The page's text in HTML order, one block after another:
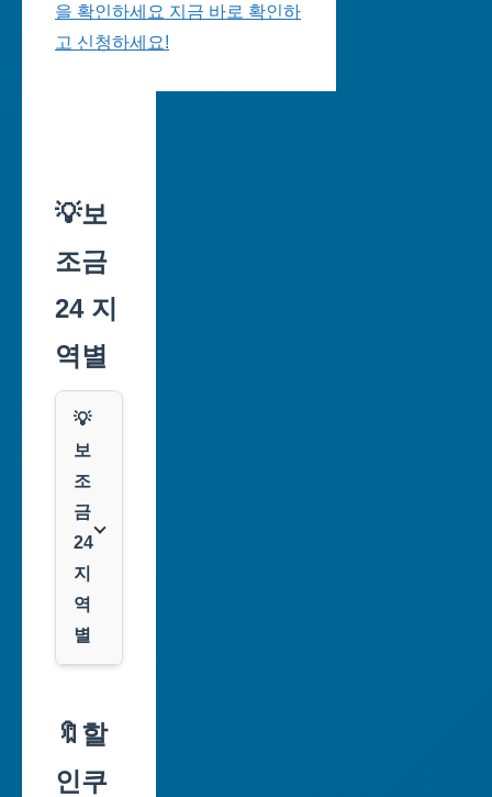
을 확인하세요 지금 바로 확인하
고 신청하세요!
💡보
조금
24 지
역별
💡
보
조
금
24
지
역
별
울
특
별
🔖할
인쿠